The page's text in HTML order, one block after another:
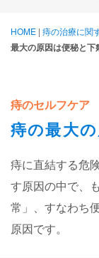
HOME | 痔の治療に関
最大の原因は便秘と下
痔のセルフケア
痔の最大
痔に直結する危
す原因の中で、
常」、すなわち
原因です。